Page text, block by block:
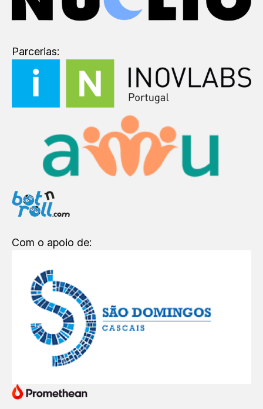
Parcerias:
Com o apoio de: